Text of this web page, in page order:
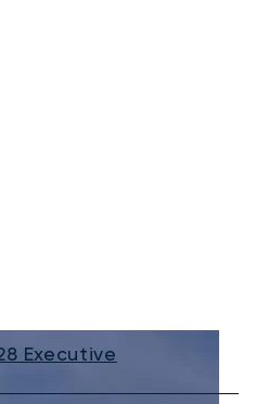
Executive